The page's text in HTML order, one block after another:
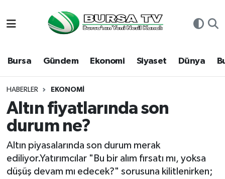
Bursa Gündem Ekonomi Siyaset Dünya
HABERLER EKONOMI
Altın fiyatlarında son
durum ne?
Altın piyasalarında son durum merak
ediliyor.Yatırımcılar "Bu bir alım fırsatı mı, yoksa
düşüş devam mı edecek?" sorusuna kilitlenirken;
Bursa
Dünya
Eğitim
Ekonomi
Genel
Hava Durumu
Namaz Vakitleri
Trafik Durumu
Süper Lig Puan Durumu ve Fikstür
Tüm Manşetler